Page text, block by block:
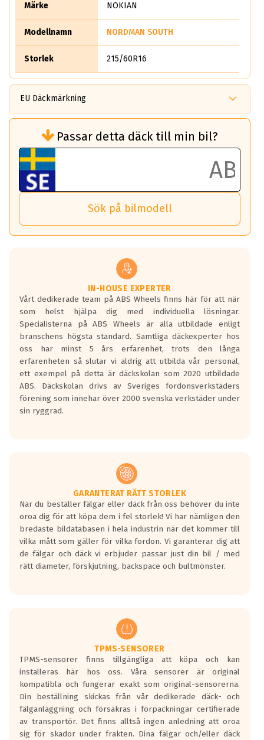
Märke NOKIAN
Modellnamn NORDMAN SOUTH
Storlek 215/60R16
EU Däckmärkning
bränsleförbrukningen)
Det ska vara en betygsskala från klass A
till G för rullmotstånd.
Ett klass A däck kommer ha 6,5% bättre
bränsleförbrukning än ett klass G däck.
Det betyder att om man kör 10,000 km,
så sparar man 50 liter bränsle med ett
vilken körstil du använder.
Våtgrepp egenskaper:
Betygsskalan är satt A till F. Där A påvisar
den kortaste bromssträckan och F är den
längsta.
Inga D eller G betyg delas ut för
personbilar och lätta lastbilar.
Betyget sätts efter ett test där däcken
skall bromsa in på en väg där det ligger
0.5-1.5 mm vatten.
I 80km/h kommer skillnaden på
Vid körning i över 50km/h brukar
rullmotståndets ljud överträffa
motorljudet.
På däckmärkningen kommer det finnas
en symbol av ett däck med vågar. Hög
bullernivå markeras med svarta vågor
medans de vita vågorna påvisar om det är
ett tyst däck.
regelverket som introduceras år 2016.
Ett däck med två svarta vågor är redan
godkända för år 2016 nya regelverk.
Ett däck med en svart våg kommer vara
minst tre decibel tystare än det
regelverk som börjar gälla 2016.
Passar detta däck till min bil?
Sök på bilmodell
IN-HOUSE EXPERTER
Vårt dedikerade team på ABS Wheels finns här för att när
som helst hjälpa dig med individuella lösningar.
Specialisterna på ABS Wheels är alla utbildade enligt
branschens högsta standard. Samtliga däckexperter hos
oss har minst 5 års erfarenhet, trots den långa
erfarenheten så slutar vi aldrig att utbilda vår personal,
ett exempel på detta är däckskolan som 2020 utbildade
ABS. Däckskolan drivs av Sveriges fordonsverkstäders
förening som innehar över 2000 svenska verkstäder under
sin ryggrad.
GARANTERAT RÄTT STORLEK
När du beställer fälgar eller däck från oss behöver du inte
oroa dig för att köpa dem i fel storlek! Vi har nämligen den
bredaste bildatabasen i hela industrin när det kommer till
vilka mått som gäller för vilka fordon. Vi garanterar dig att
de fälgar och däck vi erbjuder passar just din bil / med
rätt diameter, förskjutning, backspace och bultmönster.
TPMS-SENSORER
TPMS-sensorer finns tillgängliga att köpa och kan
installeras här hos oss. Våra sensorer är original
kompatibla och fungerar exakt som original-sensorerna.
Din beställning skickas från vår dedikerade däck- och
fälganläggning och försäkras i förpackningar certifierade
av transportör. Det finns alltså ingen anledning att oroa
sig för skador under frakten. Dina fälgar och/eller däck